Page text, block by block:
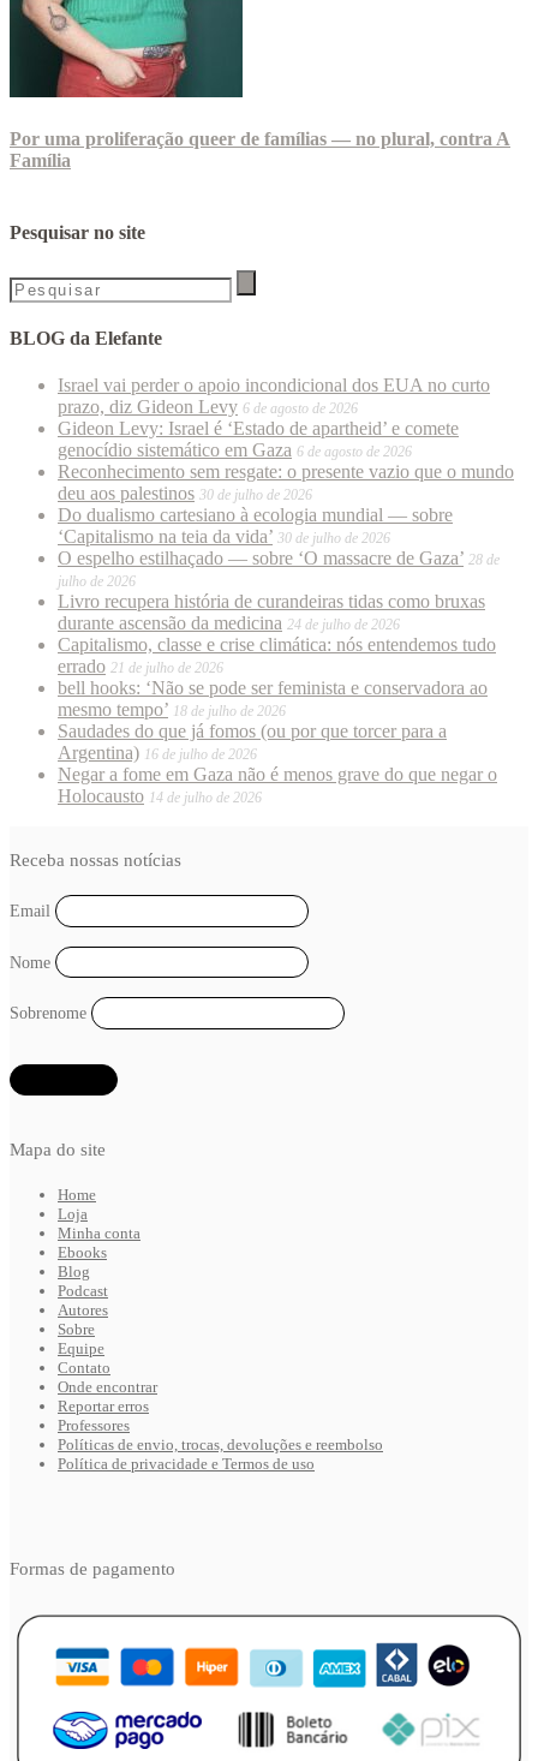
Por uma proliferação queer de famílias — no plural, contra A
Família
Pesquisar no site
BLOG da Elefante
Israel vai perder o apoio incondicional dos EUA no curto
prazo, diz Gideon Levy 6 de agosto de 2026
Gideon Levy: Israel é ‘Estado de apartheid’ e comete
genocídio sistemático em Gaza 6 de agosto de 2026
Reconhecimento sem resgate: o presente vazio que o mundo
deu aos palestinos 30 de julho de 2026
Do dualismo cartesiano à ecologia mundial — sobre
‘Capitalismo na teia da vida’ 30 de julho de 2026
O espelho estilhaçado — sobre ‘O massacre de Gaza’ 28 de
julho de 2026
Livro recupera história de curandeiras tidas como bruxas
durante ascensão da medicina 24 de julho de 2026
Capitalismo, classe e crise climática: nós entendemos tudo
errado 21 de julho de 2026
bell hooks: ‘Não se pode ser feminista e conservadora ao
mesmo tempo’ 18 de julho de 2026
Saudades do que já fomos (ou por que torcer para a
Argentina) 16 de julho de 2026
Negar a fome em Gaza não é menos grave do que negar o
Holocausto 14 de julho de 2026
Mapa do site
Home
Loja
Minha conta
Ebooks
Blog
Podcast
Autores
Sobre
Equipe
Contato
Onde encontrar
Reportar erros
Professores
Políticas de envio, trocas, devoluções e reembolso
Política de privacidade e Termos de uso
Receba nossas notícias
Email
Nome
Sobrenome
Formas de pagamento